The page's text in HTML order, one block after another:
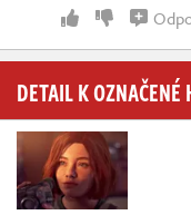
DETAIL K OZNAČENÉ